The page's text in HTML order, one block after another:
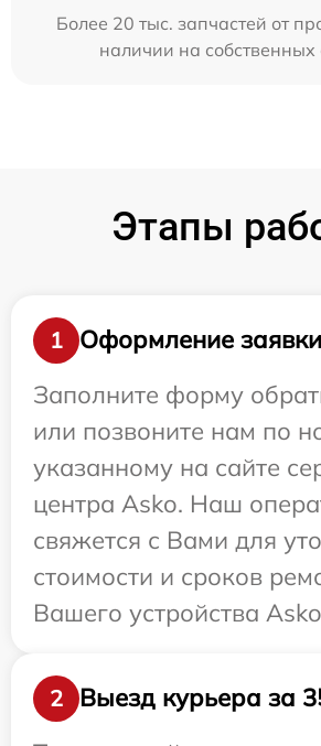
Более 20 тыс. запчастей от
наличии на собственных
Этапы
1
Оформление заявки
Заполните форму
или позвоните нам по
указанному на сайте
центра Asko. Наш
свяжется с Вами для
стоимости и сроков
Вашего устройства
2
Выезд курьера за